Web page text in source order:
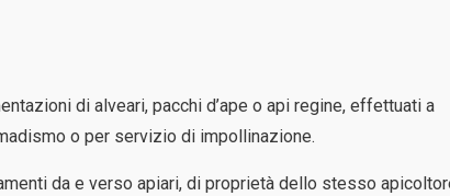
di alveari, pacchi d’ape o api regine, effettuati a
o per servizio di impollinazione.
da e verso apiari, di proprietà dello stesso